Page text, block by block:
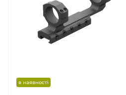
в наявності